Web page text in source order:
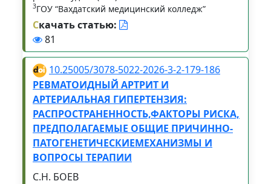
3ГОУ “Вахдатский медицинский колледж”
Скачать статью:
81
10.25005/3078-5022-2026-3-2-179-186
РЕВМАТОИДНЫЙ АРТРИТ И
АРТЕРИАЛЬНАЯ ГИПЕРТЕНЗИЯ:
РАСПРОСТРАНЕННОСТЬ,ФАКТОРЫ РИСКА,
ПРЕДПОЛАГАЕМЫЕ ОБЩИЕ ПРИЧИННО-
ПАТОГЕНЕТИЧЕСКИЕМЕХАНИЗМЫ И
ВОПРОСЫ ТЕРАПИИ
С.Н. БОЕВ